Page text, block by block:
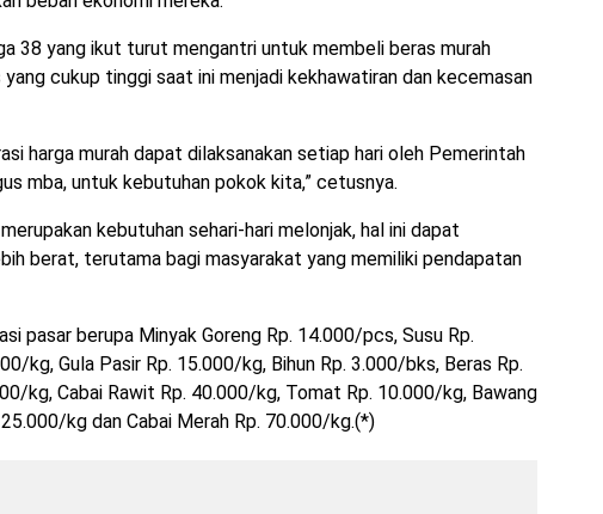
38 yang ikut turut mengantri untuk membeli beras murah
cukup tinggi saat ini menjadi kekhawatiran dan kecemasan
harga murah dapat dilaksanakan setiap hari oleh Pemerintah
mba, untuk kebutuhan pokok kita,” cetusnya.
kebutuhan sehari-hari melonjak, hal ini dapat
berat, terutama bagi masyarakat yang memiliki pendapatan
pasar berupa Minyak Goreng Rp. 14.000/pcs, Susu Rp.
kg, Gula Pasir Rp. 15.000/kg, Bihun Rp. 3.000/bks, Beras Rp.
kg, Cabai Rawit Rp. 40.000/kg, Tomat Rp. 10.000/kg, Bawang
kg dan Cabai Merah Rp. 70.000/kg.(*)